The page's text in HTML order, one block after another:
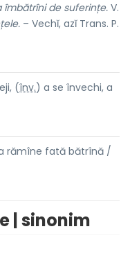
îmbătrîni de suferințe. V.
– Vechĭ, azĭ Trans. P.
(înv.) a se învechi, a
rămîne fată bătrînă /
| sinonim